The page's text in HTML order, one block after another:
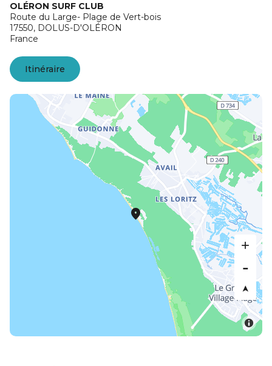
OLÉRON SURF CLUB
Route du Large- Plage de Vert-bois
17550, DOLUS-D'OLÉRON
France
Itinéraire